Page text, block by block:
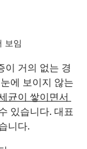
보임
이 거의 없는 경
에 보이지 않는
균이 쌓이면서
있습니다. 대표
니다.